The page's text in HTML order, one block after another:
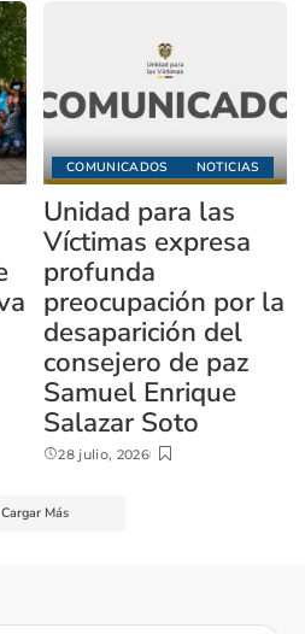
COMUNICADOS NOTICIAS
Unidad para las
Víctimas expresa
profunda
preocupación por la
desaparición del
consejero de paz
Samuel Enrique
Salazar Soto
28 julio, 2026
Cargar Más